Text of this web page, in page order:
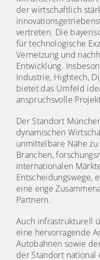
der wirtschaftlich
vertreten. Die
für technologische
Vernetzung und
Entwicklung.
Industrie, Hightech,
bietet das Umfeld
anspruchsvolle
Der Standort
dynamischen
unmittelbare Nähe
Branchen,
internationalen
Entscheidungswege,
eine enge
Partnern.
Auch infrastrukturell
eine hervorragende
Autobahnen sowie
der Standort